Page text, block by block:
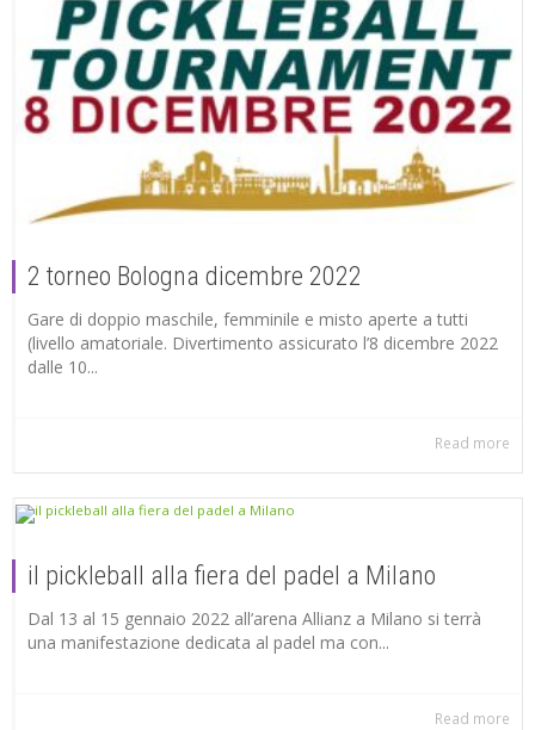
2 torneo Bologna dicembre 2022
Gare di doppio maschile, femminile e misto aperte a tutti
(livello amatoriale. Divertimento assicurato l’8 dicembre 2022
dalle 10...
Read more
il pickleball alla fiera del padel a Milano
Dal 13 al 15 gennaio 2022 all’arena Allianz a Milano si terrà
una manifestazione dedicata al padel ma con...
Read more